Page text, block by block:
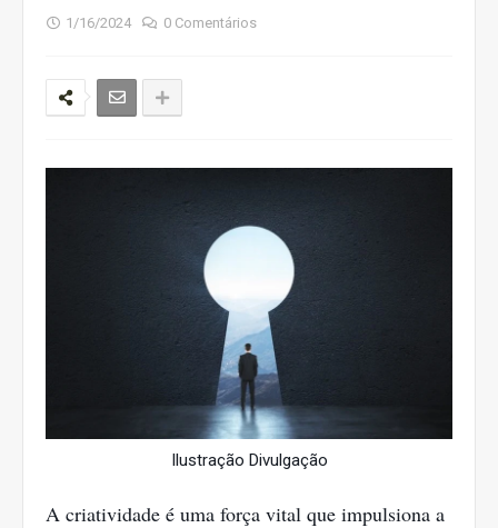
1/16/2024 0 Comentários
Ilustração Divulgação
A criatividade é uma força vital que impulsiona a